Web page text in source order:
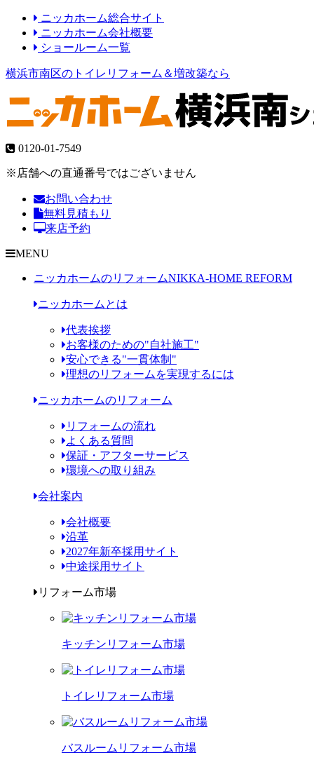
ニッカホーム総合サイト
ニッカホーム会社概要
ショールーム一覧
横浜市南区のトイレリフォーム＆増改築なら
0120-01-7549
※店舗への直通番号ではございません
お問い合わせ
無料見積もり
来店予約
MENU
ニッカホームのリフォームNIKKA-HOME REFORM
ニッカホームとは
代表挨拶
お客様のための"自社施工"
安心できる"一貫体制"
理想のリフォームを実現するには
ニッカホームのリフォーム
リフォームの流れ
よくある質問
保証・アフターサービス
環境への取り組み
会社案内
会社概要
沿革
2027年新卒採用サイト
中途採用サイト
リフォーム市場
キッチンリフォーム市場
トイレリフォーム市場
バスルームリフォーム市場